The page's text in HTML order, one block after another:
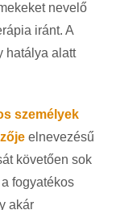
nevelő
iránt. A
hatálya alatt
személyek
elnevezésű
követően sok
fogyatékos
akár